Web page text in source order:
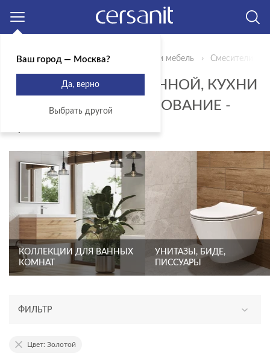
Главная Продукты Сантехника и мебель Смесители
СМЕСИТЕЛИ ДЛЯ ВАННОЙ, КУХНИ
И ДУШЕВОЕ ОБОРУДОВАНИЕ -
КОЛЛЕКЦИИ ДЛЯ ВАННЫХ
КОМНАТ
УНИТАЗЫ, БИДЕ,
ПИССУАРЫ
ФИЛЬТР
АССОРТИМЕНТ
Цвет: Золотой
Ваш город — Москва?
Да, верно
Выбрать другой